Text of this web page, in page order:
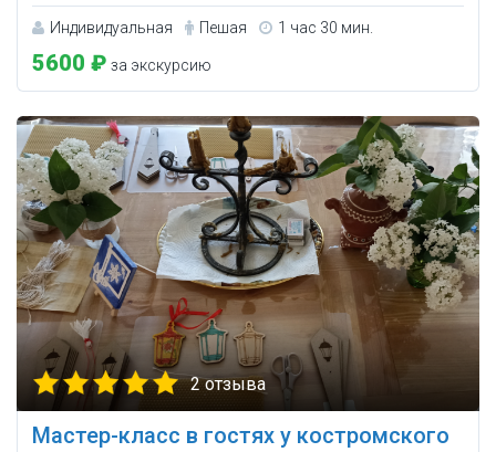
Индивидуальная Пешая 1 час 30 мин.
5600 ₽ за экскурсию
2 отзыва
Мастер-класс в гостях у костромского